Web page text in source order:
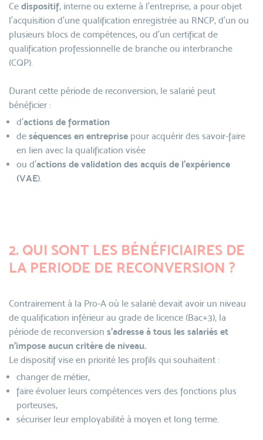
Ce dispositif, interne ou externe à l’entreprise, a pour objet
l’acquisition d’une qualification enregistrée au RNCP, d’un ou
plusieurs blocs de compétences, ou d’un certificat de
qualification professionnelle de branche ou interbranche
(CQP).
Durant cette période de reconversion, le salarié peut
bénéficier :
d’actions de formation
de séquences en entreprise pour acquérir des savoir-faire
en lien avec la qualification visée
ou d’actions de validation des acquis de l’expérience
(VAE).
2. QUI SONT LES BÉNÉFICIAIRES DE
LA PERIODE DE RECONVERSION ?
Contrairement à la Pro-A où le salarié devait avoir un niveau
de qualification inférieur au grade de licence (Bac+3), la
période de reconversion s’adresse à tous les salariés et
n’impose aucun critère de niveau.
Le dispositif vise en priorité les profils qui souhaitent :
changer de métier,
faire évoluer leurs compétences vers des fonctions plus
porteuses,
sécuriser leur employabilité à moyen et long terme.